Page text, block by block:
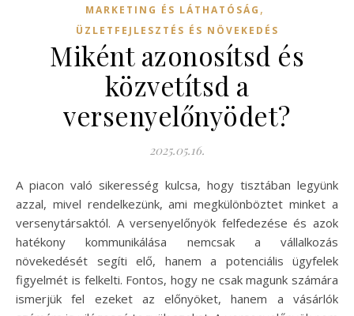
MARKETING ÉS LÁTHATÓSÁG ,
ÜZLETFEJLESZTÉS ÉS NÖVEKEDÉS
Miként azonosítsd és
közvetítsd a
versenyelőnyödet?
2025.05.16.
A piacon való sikeresség kulcsa, hogy tisztában legyünk
azzal, mivel rendelkezünk, ami megkülönböztet minket a
versenytársaktól. A versenyelőnyök felfedezése és azok
hatékony kommunikálása nemcsak a vállalkozás
növekedését segíti elő, hanem a potenciális ügyfelek
figyelmét is felkelti. Fontos, hogy ne csak magunk számára
ismerjük fel ezeket az előnyöket, hanem a vásárlók